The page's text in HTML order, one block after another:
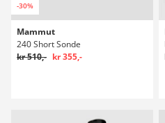
-30%
Mammut
240 Short Sonde
kr 510,- kr 355,-